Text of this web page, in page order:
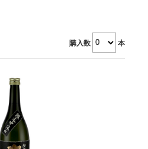
購入数 本